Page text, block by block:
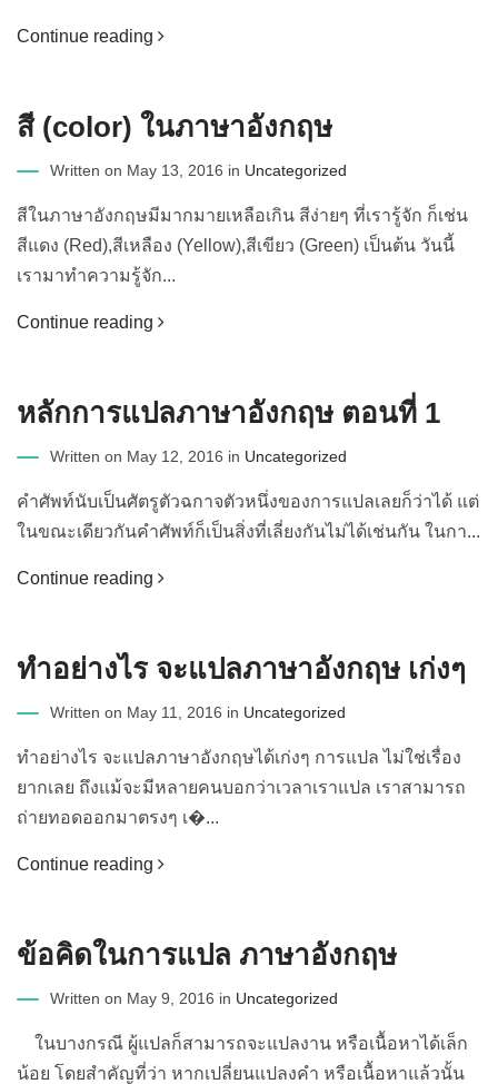
Continue reading
สี (color) ในภาษาอังกฤษ
Written on May 13, 2016 in Uncategorized
สีในภาษาอังกฤษมีมากมายเหลือเกิน สีง่ายๆ ที่เรารู้จัก ก็เช่น
สีแดง (Red),สีเหลือง (Yellow),สีเขียว (Green) เป็นต้น วันนี้
เรามาทำความรู้จัก...
Continue reading
หลักการแปลภาษาอังกฤษ ตอนที่ 1
Written on May 12, 2016 in Uncategorized
คำศัพท์นับเป็นศัตรูตัวฉกาจตัวหนึ่งของการแปลเลยก็ว่าได้ แต่
ในขณะเดียวกันคำศัพท์ก็เป็นสิ่งที่เลี่ยงกันไม่ได้เช่นกัน ในกา...
Continue reading
ทำอย่างไร จะแปลภาษาอังกฤษ เก่งๆ
Written on May 11, 2016 in Uncategorized
ทำอย่างไร จะแปลภาษาอังกฤษได้เก่งๆ การแปล ไม่ใช่เรื่อง
ยากเลย ถึงแม้จะมีหลายคนบอกว่าเวลาเราแปล เราสามารถ
ถ่ายทอดออกมาตรงๆ เ�...
Continue reading
ข้อคิดในการแปล ภาษาอังกฤษ
Written on May 9, 2016 in Uncategorized
ในบางกรณี ผู้แปลก็สามารถจะแปลงาน หรือเนื้อหาได้เล็ก
น้อย โดยสำคัญที่ว่า หากเปลี่ยนแปลงคำ หรือเนื้อหาแล้วนั้น